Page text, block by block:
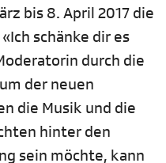
bis 8. April 2017 die
schänke dir es
durch die
der neuen
die Musik und die
hinter den
sein möchte, kann